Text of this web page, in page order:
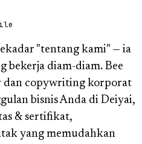
"tentang kami" — ia
bekerja diam-diam. Bee
copywriting korporat
bisnis Anda di Deiyai,
& sertifikat,
yang memudahkan